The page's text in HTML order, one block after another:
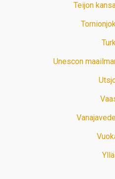
Teijon
Unescon